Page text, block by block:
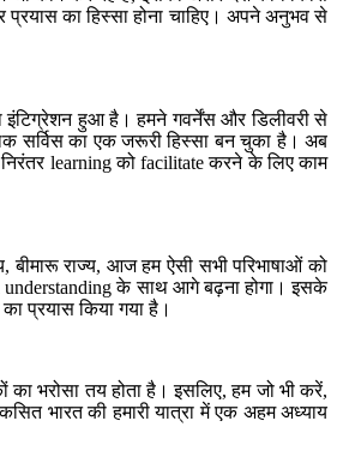
का हिस्सा होना चाहिए। अपने अनुभव से
इंटिग्रेशन हुआ है। हमने गवर्नेंस और डिलीवरी से
सर्विस का एक जरूरी हिस्सा बन चुका है। अब
learning को facilitate करने के लिए काम
राज्य, आज हम ऐसी सभी परिभाषाओं को
understanding के साथ आगे बढ़ना होगा। इसके
प्रयास किया गया है।
भरोसा तय होता है। इसलिए, हम जो भी करें,
भारत की हमारी यात्रा में एक अहम अध्याय